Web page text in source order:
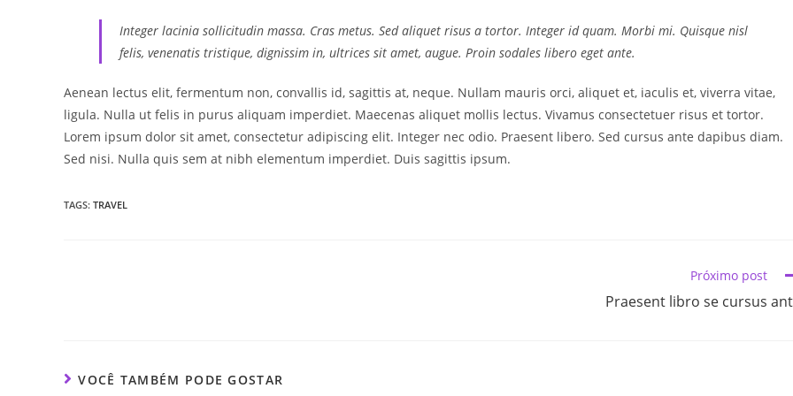
Integer lacinia sollicitudin massa. Cras metus. Sed aliquet risus a tortor. Integer id quam. Morbi mi. Quisque nisl
felis, venenatis tristique, dignissim in, ultrices sit amet, augue. Proin sodales libero eget ante.
Aenean lectus elit, fermentum non, convallis id, sagittis at, neque. Nullam mauris orci, aliquet et, iaculis et, viverra vitae,
ligula. Nulla ut felis in purus aliquam imperdiet. Maecenas aliquet mollis lectus. Vivamus consectetuer risus et tortor.
Lorem ipsum dolor sit amet, consectetur adipiscing elit. Integer nec odio. Praesent libero. Sed cursus ante dapibus diam.
Sed nisi. Nulla quis sem at nibh elementum imperdiet. Duis sagittis ipsum.
TAGS: TRAVEL
Próximo post
Praesent libro se cursus
VOCÊ TAMBÉM PODE GOSTAR